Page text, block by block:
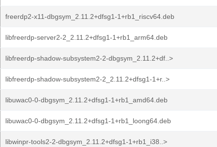
freerdp2-x11-dbgsym_2.11.2+dfsg1-1+rb1_riscv64.deb
libfreerdp-server2-2_2.11.2+dfsg1-1+rb1_arm64.deb
libfreerdp-shadow-subsystem2-2-dbgsym_2.11.2+df..>
libfreerdp-shadow-subsystem2-2_2.11.2+dfsg1-1+r..>
libuwac0-0-dbgsym_2.11.2+dfsg1-1+rb1_amd64.deb
libuwac0-0-dbgsym_2.11.2+dfsg1-1+rb1_loong64.deb
libwinpr-tools2-2-dbgsym_2.11.2+dfsg1-1+rb1_i38..>